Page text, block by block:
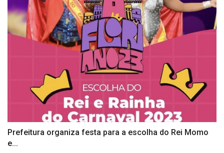
Prefeitura organiza festa para a escolha do Rei Momo
e...